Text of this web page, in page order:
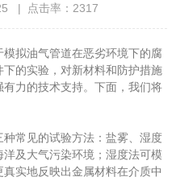
| 点击率：2317
拟油气管道在恶劣环境下的腐
的实验，对新材料和防护措施
力的技术支持。下面，我们将
常见的试验方法：盐雾、湿度
及大气污染环境；湿度法可模
实地反映出金属材料在介质中